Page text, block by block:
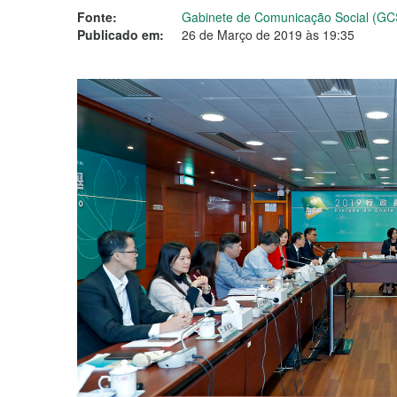
Fonte:
Gabinete de Comunicação Social
Publicado em:
26 de Março de 2019 às 19:35